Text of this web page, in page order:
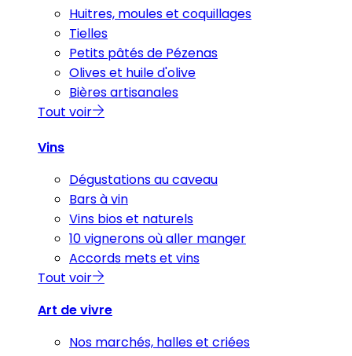
Huitres, moules et coquillages
Tielles
Petits pâtés de Pézenas
Olives et huile d'olive
Bières artisanales
Tout voir
Vins
Dégustations au caveau
Bars à vin
Vins bios et naturels
10 vignerons où aller manger
Accords mets et vins
Tout voir
Art de vivre
Nos marchés, halles et criées